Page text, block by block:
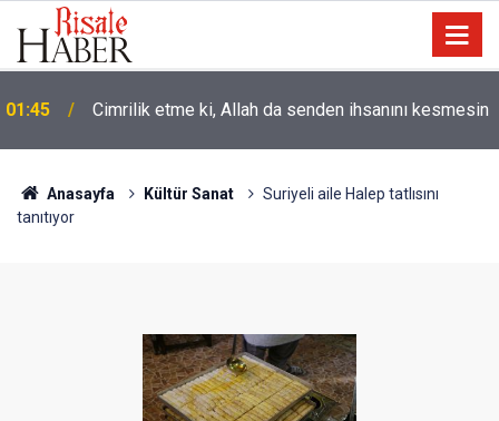
01:45 Cimrilik etme ki, Allah da senden ihsanını kesmesin
Anasayfa Kültür Sanat
Suriyeli aile Halep tatlısını
tanıtıyor